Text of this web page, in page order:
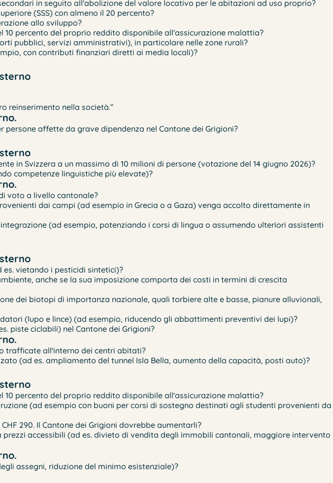
in seguito all'abolizione del valore locativo per le abitazioni ad uso proprio?
(SSS) con almeno il 20 percento?
allo sviluppo?
10 percento del proprio reddito disponibile all'assicurazione malattia?
pubblici, servizi amministrativi), in particolare nelle zone rurali?
con contributi finanziari diretti ai media locali)?
reinserimento nella società.”
affette da grave dipendenza nel Cantone dei Grigioni?
in Svizzera a un massimo di 10 milioni di persone (votazione del 14 giugno 2026)?
competenze linguistiche più elevate)?
voto a livello cantonale?
dai campi (ad esempio in Grecia o a Gaza) venga accolto direttamente in
(ad esempio, potenziando i corsi di lingua o assumendo ulteriori assistenti
vietando i pesticidi sintetici)?
anche se la sua imposizione comporta dei costi in termini di crescita
dei biotopi di importanza nazionale, quali torbiere alte e basse, pianure alluvionali,
(lupo e lince) (ad esempio, riducendo gli abbattimenti preventivi dei lupi)?
piste ciclabili) nel Cantone dei Grigioni?
trafficate all'interno dei centri abitati?
(ad es. ampliamento del tunnel Isla Bella, aumento della capacità, posti auto)?
10 percento del proprio reddito disponibile all'assicurazione malattia?
(ad esempio con buoni per corsi di sostegno destinati agli studenti provenienti da
290. Il Cantone dei Grigioni dovrebbe aumentarli?
accessibili (ad es. divieto di vendita degli immobili cantonali, maggiore intervento
assegni, riduzione del minimo esistenziale)?